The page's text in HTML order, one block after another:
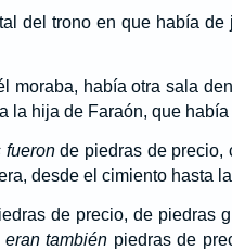
del trono en que había de
moraba, había otra sala
la hija de Faraón, que
fueronde piedras de precio,
desde el cimiento hasta
de precio, de piedras
eran también piedras de